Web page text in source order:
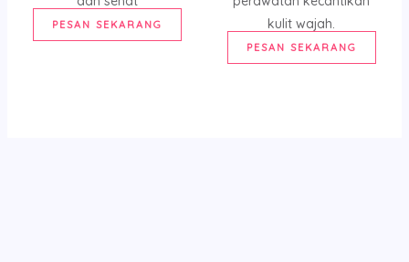
PESAN SEKARANG
kulit wajah.
PESAN SEKARANG